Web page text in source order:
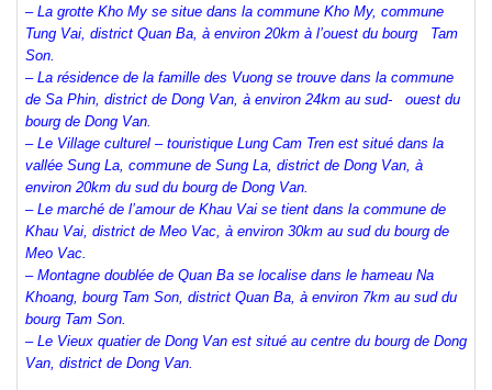
– La grotte Kho My se situe dans la commune Kho My, commune
Tung Vai, district Quan Ba, à environ 20km à l’ouest du bourg Tam
Son.
– La résidence de la famille des Vuong se trouve dans la commune
de Sa Phin, district de Dong Van, à environ 24km au sud- ouest du
bourg de Dong Van.
– Le Village culturel – touristique Lung Cam Tren est situé dans la
vallée Sung La, commune de Sung La, district de Dong Van, à
environ 20km du sud du bourg de Dong Van.
– Le marché de l’amour de Khau Vai se tient dans la commune de
Khau Vai, district de Meo Vac, à environ 30km au sud du bourg de
Meo Vac.
– Montagne doublée de Quan Ba se localise dans le hameau Na
Khoang, bourg Tam Son, district Quan Ba, à environ 7km au sud du
bourg Tam Son.
– Le Vieux quatier de Dong Van est situé au centre du bourg de Dong
Van, district de Dong Van.